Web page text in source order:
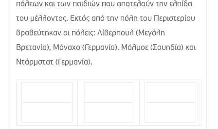
πόλεων και των παιδιών που αποτελούν την ελπίδα
του μέλλοντος. Εκτός από την πόλη του Περιστερίου
βραβεύτηκαν οι πόλεις: Λίβερπουλ (Μεγάλη
Βρετανία), Μόναχο (Γερμανία), Μάλμοε (Σουηδία) και
Ντάρμστατ (Γερμανία).